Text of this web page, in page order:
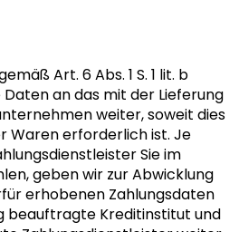
Art. 6 Abs. 1 S. 1 lit. b
Daten an das mit der Lieferung
weiter, soweit dies
Waren erforderlich ist. Je
Sie im
geben wir zur Abwicklung
erhobenen Zahlungsdaten
beauftragte Kreditinstitut und